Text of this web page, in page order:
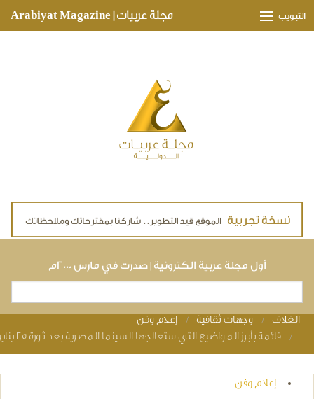
مجلة عربيات | Arabiyat Magazine التبويب
أول مجلة عربية الكترونية | صدرت في مارس ٢٠٠٠م
You are here
الغلاف وجهات ثقافية
إعلام وفن
قائمة بأبرز المواضيع التي ستعالجها السينما المصرية بعد ثورة 25 يناير
إعلام وفن